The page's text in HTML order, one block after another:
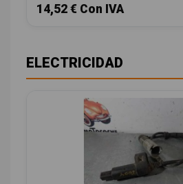
14,52 € Con IVA
ELECTRICIDAD